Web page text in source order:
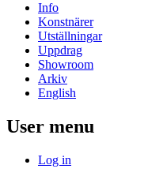
Info
Konstnärer
Utställningar
Uppdrag
Showroom
Arkiv
English
User menu
Log in